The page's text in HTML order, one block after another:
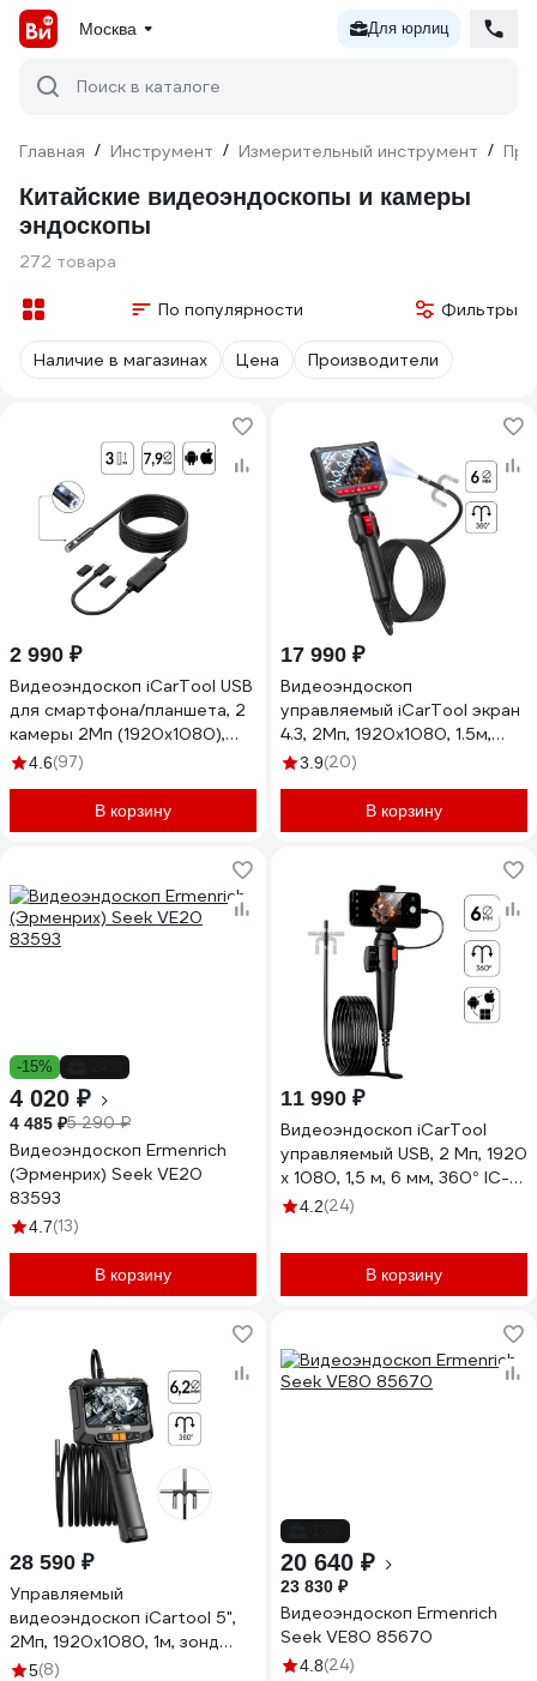
Москва Для юрлиц
Поиск в каталоге
Главная / Инструмент / Измерительный инструмент /
Китайские видеоэндоскопы и камеры
эндоскопы
272 товара
По популярности Фильтры
Наличие в магазинах Цена Производители
2 990 ₽
Видеоэндоскоп iCarTool USB
для смартфона/планшета, 2
камеры 2Мп (1920x1080),
зонд 7.9мм, длина 3м IC-
4.6(97)
В корзину
17 990 ₽
Видеоэндоскоп
управляемый iCarTool экран
4.3, 2Мп, 1920x1080, 1.5м,
зонд 6мм, 360 IC-VC156
3.9(20)
В корзину
-15%
4 020 ₽
4 485 ₽5 290 ₽
Видеоэндоскоп Ermenrich
(Эрменрих) Seek VE20
83593
4.7(13)
В корзину
11 990 ₽
Видеоэндоскоп iCarTool
управляемый USB, 2 Мп, 1920
x 1080, 1,5 м, 6 мм, 360° IC-
V201
4.2(24)
В корзину
28 590 ₽
Управляемый
видеоэндоскоп iCartool 5",
2Мп, 1920x1080, 1м, зонд
6.2мм, поворот камеры 360°
5(8)
20 640 ₽
23 830 ₽
Видеоэндоскоп Ermenrich
Seek VE80 85670
4.8(24)